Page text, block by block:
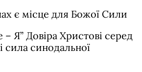
є місце для Божої Сили
– Я” Довіра Христові серед
сила синодальної